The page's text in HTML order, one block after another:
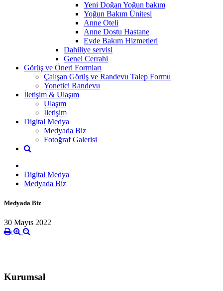
Yeni Doğan Yoğun bakım
Yoğun Bakım Ünitesi
Anne Oteli
Anne Dostu Hastane
Evde Bakım Hizmetleri
Dahiliye servisi
Genel Cerrahi
Görüş ve Öneri Formları
Çalışan Görüş ve Randevu Talep Formu
Yonetici Randevu
İletişim & Ulaşım
Ulaşım
İletişim
Digital Medya
Medyada Biz
Fotoğraf Galerisi
Digital Medya
Medyada Biz
Medyada Biz
30 Mayıs 2022
Kurumsal